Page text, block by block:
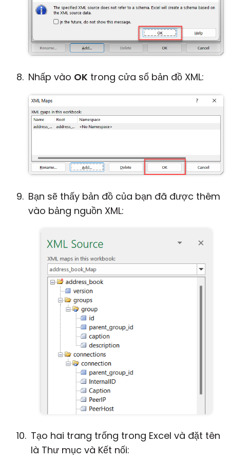
Nhấp vào OK trong cửa sổ bản đồ XML:
Bạn sẽ thấy bản đồ của bạn đã được thêm
vào bảng nguồn XML:
Tạo hai trang trống trong Excel và đặt tên
là Thư mục và Kết nối: